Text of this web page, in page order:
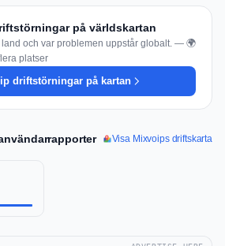
på världskartan
och var problemen uppstår globalt. — 🌍
platser
driftstörningar på kartan
Visa Mixvoips driftskarta